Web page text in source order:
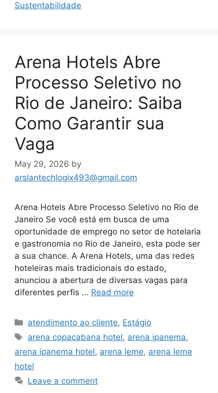
Sustentabilidade
Arena Hotels Abre
Processo Seletivo no
Rio de Janeiro: Saiba
Como Garantir sua
Vaga
May 29, 2026 by
arslantechlogix493@gmail.com
Arena Hotels Abre Processo Seletivo no Rio de
Janeiro Se você está em busca de uma
oportunidade de emprego no setor de hotelaria
e gastronomia no Rio de Janeiro, esta pode ser
a sua chance. A Arena Hotels, uma das redes
hoteleiras mais tradicionais do estado,
anunciou a abertura de diversas vagas para
diferentes perfis … Read more
Categories
atendimento ao cliente, Estágio
Tags
arena copacabana hotel, arena ipanema,
arena ipanema hotel, arena leme, arena leme
hotel
Leave a comment